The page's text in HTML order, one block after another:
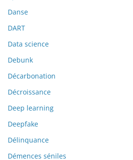
Danse
DART
Data science
Debunk
Décarbonation
Décroissance
Deep learning
Deepfake
Délinquance
Démences séniles